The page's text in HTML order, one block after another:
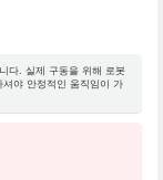
다. 실제 구동을 위해 로봇
야 안정적인 움직임이 가